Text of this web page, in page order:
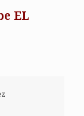
EL